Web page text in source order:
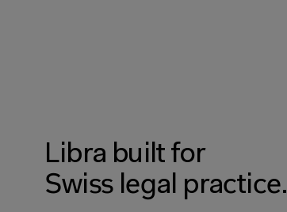
Libra built for
Swiss legal practice.